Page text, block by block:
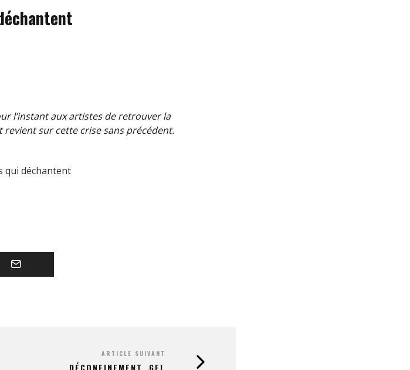
l’instant aux artistes de retrouver la
sur cette crise sans précédent.
qui déchantent
ARTICLE SUIVANT
DÉCONFINEMENT. GEL